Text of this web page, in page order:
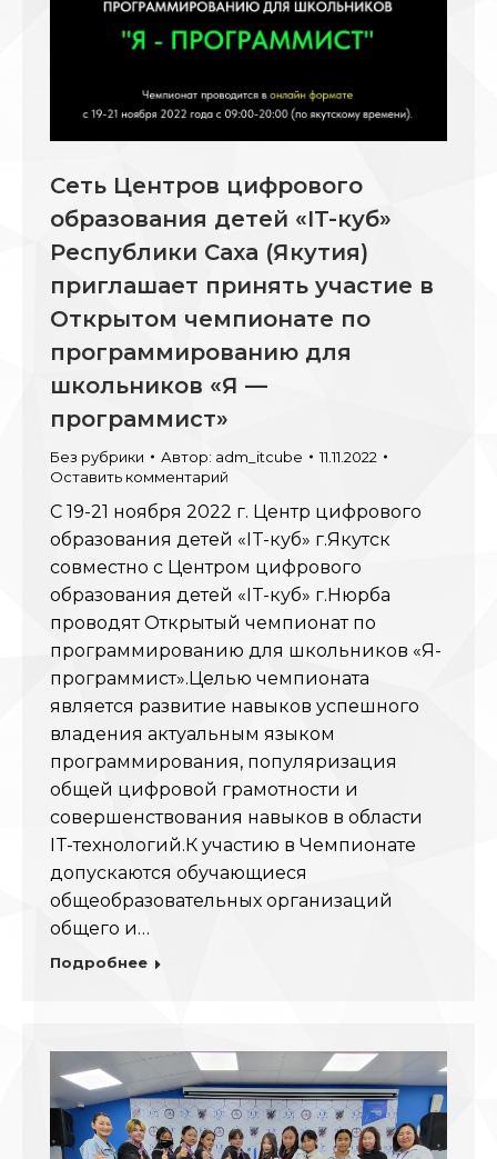
Сеть Центров цифрового
образования детей «IT-куб»
Республики Саха (Якутия)
приглашает принять участие в
Открытом чемпионате по
программированию для
школьников «Я —
программист»
Без рубрики Автор: adm_itcube
11.11.2022
Оставить комментарий
С 19-21 ноября 2022 г. Центр цифрового
образования детей «IT-куб» г.Якутск
совместно с Центром цифрового
образования детей «IT-куб» г.Нюрба
проводят Открытый чемпионат по
программированию для школьников «Я-
программист».Целью чемпионата
является развитие навыков успешного
владения актуальным языком
программирования, популяризация
общей цифровой грамотности и
совершенствования навыков в области
IT-технологий.К участию в Чемпионате
допускаются обучающиеся
общеобразовательных организаций
общего и…
Подробнее